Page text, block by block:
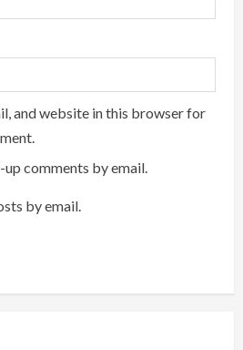
and website in this browser for
comments by email.
by email.